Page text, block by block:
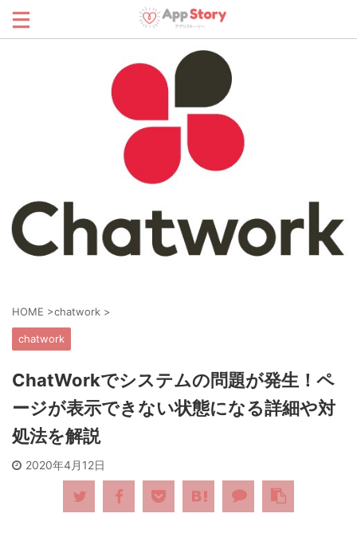
HOME >chatwork >
chatwork
ChatWorkでシステムの問題が発生！ペ
ージが表示できない状態になる詳細や対
処法を解説
2020年4月12日